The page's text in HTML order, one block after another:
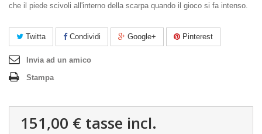
che il piede scivoli all'interno della scarpa quando il gioco si fa intenso.
Twitta Condividi Google+ Pinterest
Invia ad un amico
Stampa
151,00 € tasse incl.